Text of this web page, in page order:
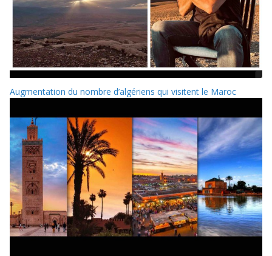
Augmentation du nombre d’algériens qui visitent le Maroc